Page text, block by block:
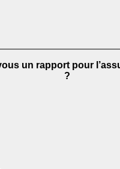
un rapport pour
?